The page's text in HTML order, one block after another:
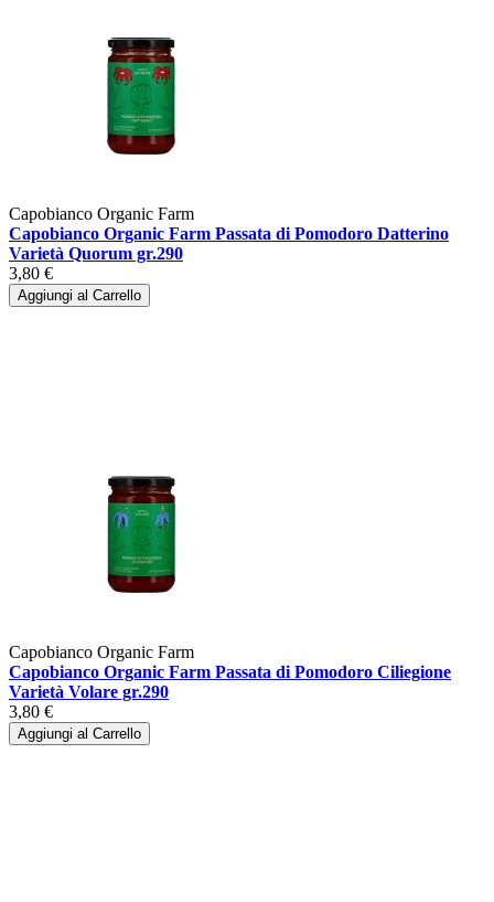
Capobianco Organic Farm
Capobianco Organic Farm Passata di Pomodoro Datterino
Varietà Quorum gr.290
3,80 €
Aggiungi al Carrello
Capobianco Organic Farm
Capobianco Organic Farm Passata di Pomodoro Ciliegione
Varietà Volare gr.290
3,80 €
Aggiungi al Carrello